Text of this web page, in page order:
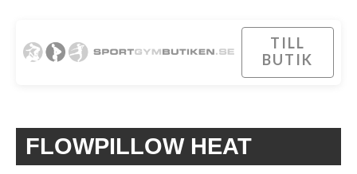
TILL
BUTIK
FLOWPILLOW HEAT